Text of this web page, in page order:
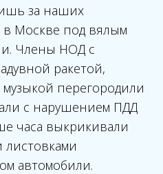
за наших
Москве под вялым
Члены НОД с
ракетой,
перегородили
с нарушением ПДД
часа выкрикивали
листовками
автомобили.